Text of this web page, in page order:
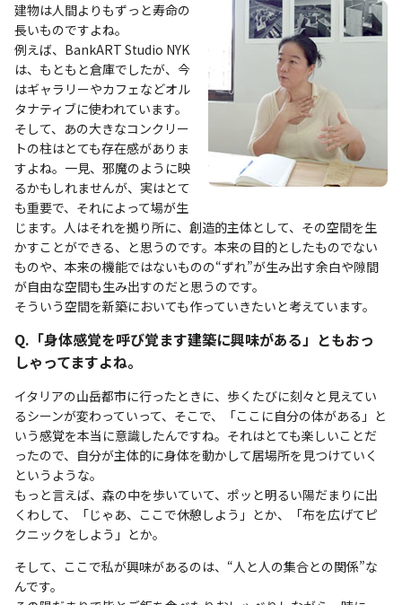
建物は人間よりもずっと寿命の
長いものですよね。
例えば、BankART Studio NYK
は、もともと倉庫でしたが、今
はギャラリーやカフェなどオル
タナティブに使われています。
そして、あの大きなコンクリー
トの柱はとても存在感がありま
すよね。一見、邪魔のように映
るかもしれませんが、実はとて
も重要で、それによって場が生
じます。人はそれを拠り所に、創造的主体として、その空間を生
かすことができる、と思うのです。本来の目的としたものでない
ものや、本来の機能ではないものの“ずれ”が生み出す余白や隙間
が自由な空間も生み出すのだと思うのです。
そういう空間を新築においても作っていきたいと考えています。
Q.「身体感覚を呼び覚ます建築に興味がある」ともおっ
しゃってますよね。
イタリアの山岳都市に行ったときに、歩くたびに刻々と見えてい
るシーンが変わっていって、そこで、「ここに自分の体がある」と
いう感覚を本当に意識したんですね。それはとても楽しいことだ
ったので、自分が主体的に身体を動かして居場所を見つけていく
というような。
もっと言えば、森の中を歩いていて、ポッと明るい陽だまりに出
くわして、「じゃあ、ここで休憩しよう」とか、「布を広げてピ
クニックをしよう」とか。
そして、ここで私が興味があるのは、“人と人の集合との関係”な
んです。